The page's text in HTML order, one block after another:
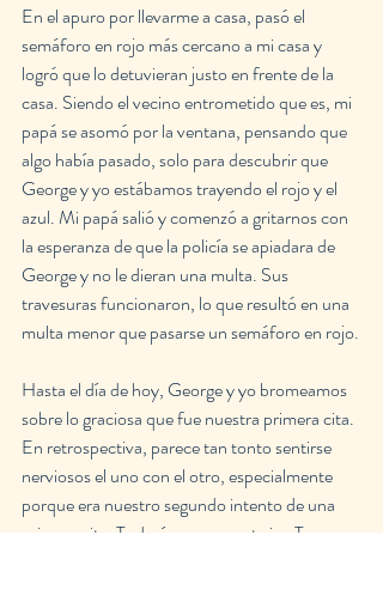
En el apuro por llevarme a casa, pasó el
semáforo en rojo más cercano a mi casa y
logró que lo detuvieran justo en frente de la
casa. Siendo el vecino entrometido que es, mi
papá se asomó por la ventana, pensando que
algo había pasado, solo para descubrir que
George y yo estábamos trayendo el rojo y el
azul. Mi papá salió y comenzó a gritarnos con
la esperanza de que la policía se apiadara de
George y no le dieran una multa. Sus
travesuras funcionaron, lo que resultó en una
multa menor que pasarse un semáforo en rojo.
Hasta el día de hoy, George y yo bromeamos
sobre lo graciosa que fue nuestra primera cita.
En retrospectiva, parece tan tonto sentirse
nerviosos el uno con el otro, especialmente
porque era nuestro segundo intento de una
primera cita. Todavía nos encanta ir a Top